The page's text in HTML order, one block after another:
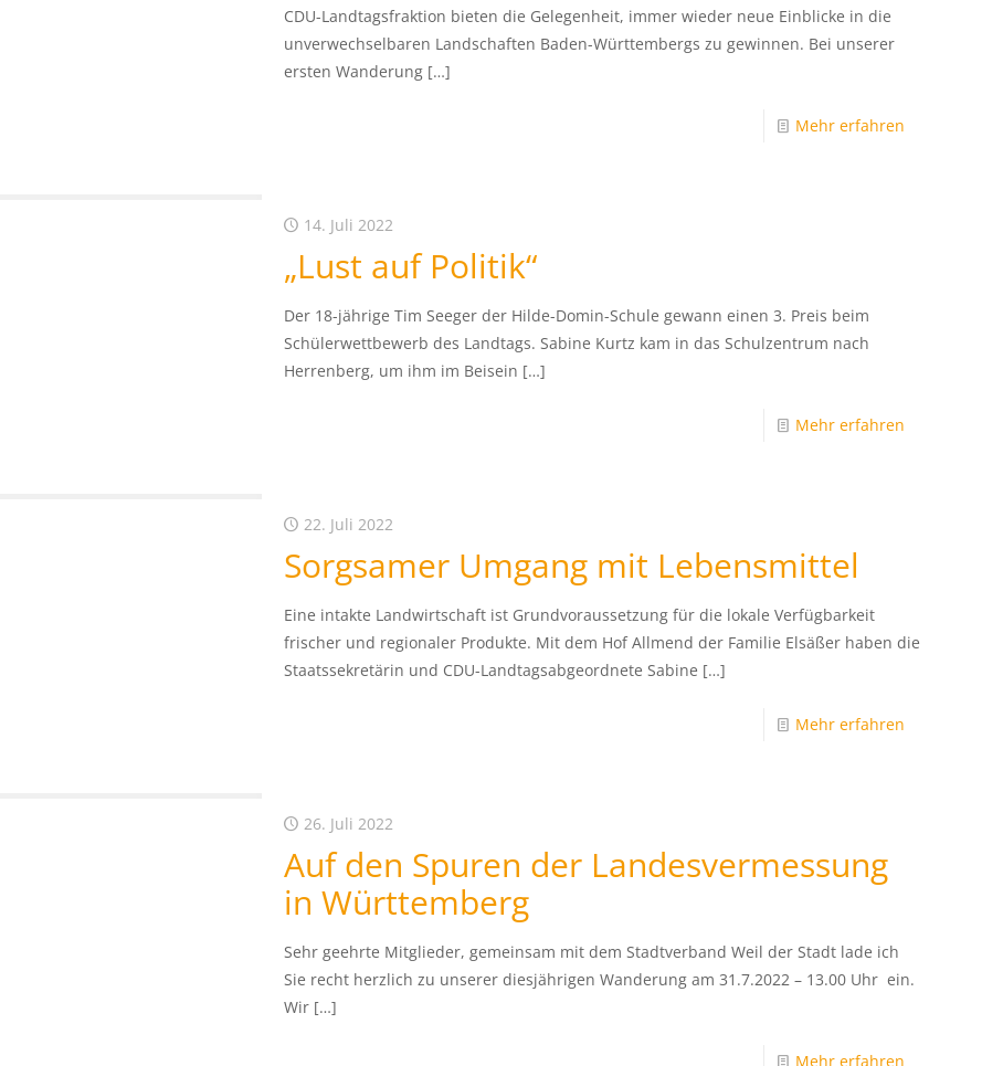
CDU-Landtagsfraktion bieten die Gelegenheit, immer wieder neue Einblicke in die
unverwechselbaren Landschaften Baden-Württembergs zu gewinnen. Bei unserer
ersten Wanderung[…]
Mehr erfahren
14. Juli 2022
„Lust auf Politik“
Der 18-jährige Tim Seeger der Hilde-Domin-Schule gewann einen 3. Preis beim
Schülerwettbewerb des Landtags. Sabine Kurtz kam in das Schulzentrum nach
Herrenberg, um ihm im Beisein […]
Mehr erfahren
22. Juli 2022
Sorgsamer Umgang mit Lebensmittel
Eine intakte Landwirtschaft ist Grundvoraussetzung für die lokale Verfügbarkeit
frischer und regionaler Produkte. Mit dem Hof Allmend der Familie Elsäßer haben die
Staatssekretärin und CDU-Landtagsabgeordnete Sabine […]
Mehr erfahren
26. Juli 2022
Auf den Spuren der Landesvermessung
in Württemberg
Sehr geehrte Mitglieder, gemeinsam mit dem Stadtverband Weil der Stadt lade ich
Sie recht herzlich zu unserer diesjährigen Wanderung am 31.7.2022 – 13.00 Uhr ein.
Wir[…]
Mehr erfahren